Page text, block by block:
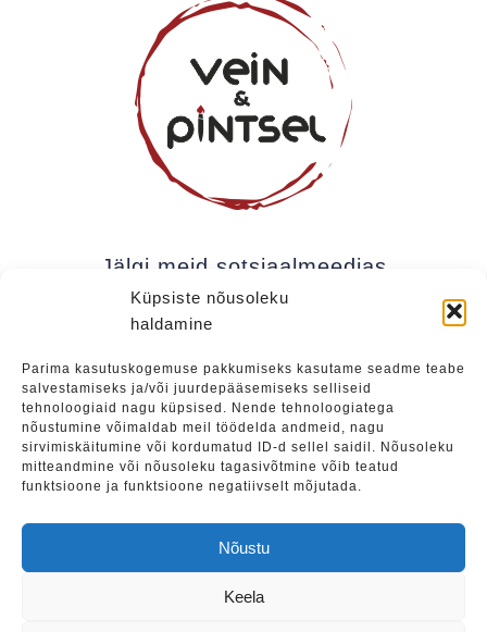
Küpsiste nõusoleku
haldamine
Parima kasutuskogemuse pakkumiseks kasutame seadme teabe
salvestamiseks ja/või juurdepääsemiseks selliseid
tehnoloogiaid nagu küpsised. Nende tehnoloogiatega
nõustumine võimaldab meil töödelda andmeid, nagu
sirvimiskäitumine või kordumatud ID-d sellel saidil. Nõusoleku
mitteandmine või nõusoleku tagasivõtmine võib teatud
funktsioone ja funktsioone negatiivselt mõjutada.
Nõustu
Keela
Jälgi meid sotsiaalmeedias
Kui soovite olla kursis meie uudistega (uued
üritused, eripakkumised jne), soovitame liituda
meie uudiskirjaga.